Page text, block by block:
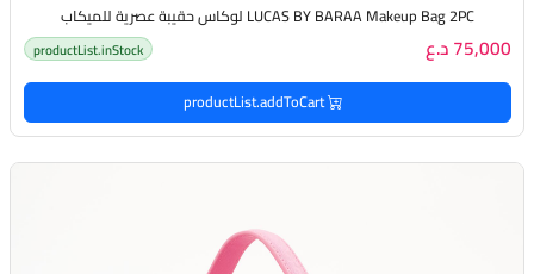
LUCAS BY BARAA Makeup Bag 2PC لوكاس حقيبة عصرية للميكاب
75,000 د.ع productList.inStock
productList.addToCart